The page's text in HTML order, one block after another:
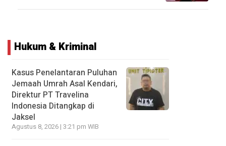
Hukum & Kriminal
Kasus Penelantaran Puluhan
Jemaah Umrah Asal Kendari,
Direktur PT Travelina
Indonesia Ditangkap di
Jaksel
Agustus 8, 2026 | 3:21 pm WIB